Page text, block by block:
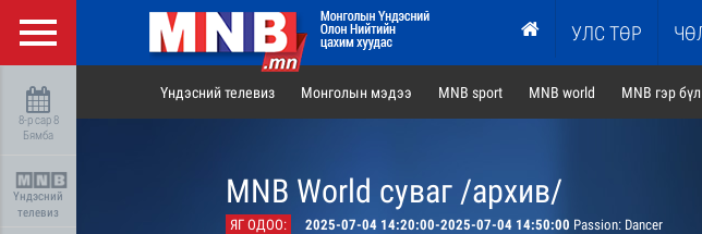
УЛС ТӨР
8-р сар 8
Бямба
Үндэсний
телевиз
Үндэсний телевиз Монголын мэдээ MNB sport MNB world MNB гэр бүл
MNB World суваг /архив/
ЯГ ОДОО: 2025-07-04 14:20:00-2025-07-04 14:50:00 Passion: Dancer